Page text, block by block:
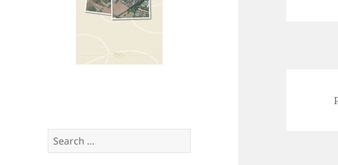
Search
for: